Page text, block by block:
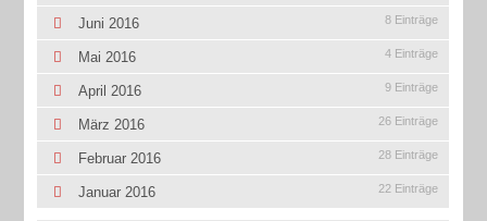
Juni 2016 8 Einträge
Mai 2016 4 Einträge
April 2016 9 Einträge
März 2016 26 Einträge
Februar 2016 28 Einträge
Januar 2016 22 Einträge